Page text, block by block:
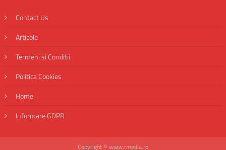
Contact Us
Articole
Termeni si Conditii
Politica Cookies
Home
Informare GDPR
Copyright © www.rmedia.ro